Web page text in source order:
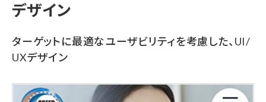
デザイン
ターゲットに最適なユーザビリティを考慮した、UI/
UXデザイン